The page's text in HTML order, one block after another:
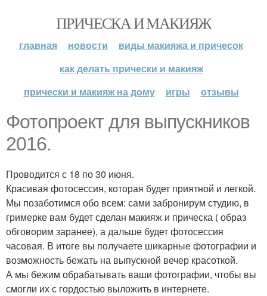
ПРИЧЕСКА И МАКИЯЖ
главная новости
виды макияжа и причесок
как делать прически и макияж
прически и макияж на дому
игры отзывы
Фотопроект для выпускников
2016.
Проводится с 18 по 30 июня.
Красивая фотосессия, которая будет приятной и легкой.
Мы позаботимся обо всем: сами забронирум студию, в
гримерке вам будет сделан макияж и прическа ( образ
обговорим заранее), а дальше будет фотосессия
часовая. В итоге вы получаете шикарные фотографии и
возможность бежать на выпускной вечер красоткой.
А мы бежим обрабатывать ваши фотографии, чтобы вы
смогли их с гордостью выложить в интернете.